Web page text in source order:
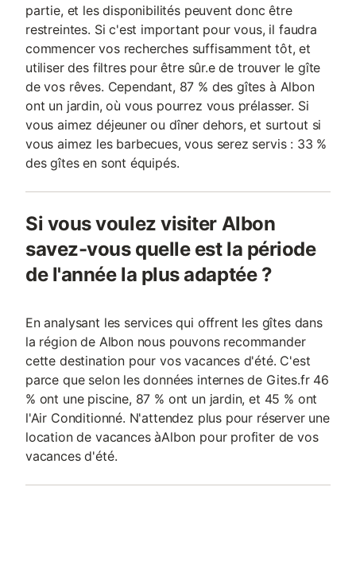
partie, et les disponibilités peuvent donc être
restreintes. Si c'est important pour vous, il faudra
commencer vos recherches suffisamment tôt, et
utiliser des filtres pour être sûr.e de trouver le gîte
de vos rêves. Cependant, 87 % des gîtes à Albon
ont un jardin, où vous pourrez vous prélasser. Si
vous aimez déjeuner ou dîner dehors, et surtout si
vous aimez les barbecues, vous serez servis : 33 %
des gîtes en sont équipés.
Si vous voulez visiter Albon
savez-vous quelle est la période
de l'année la plus adaptée ?
En analysant les services qui offrent les gîtes dans
la région de Albon nous pouvons recommander
cette destination pour vos vacances d'été. C'est
parce que selon les données internes de Gites.fr 46
% ont une piscine, 87 % ont un jardin, et 45 % ont
l'Air Conditionné. N'attendez plus pour réserver une
location de vacances àAlbon pour profiter de vos
vacances d'été.